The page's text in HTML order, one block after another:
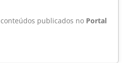
conteúdos publicados no Portal